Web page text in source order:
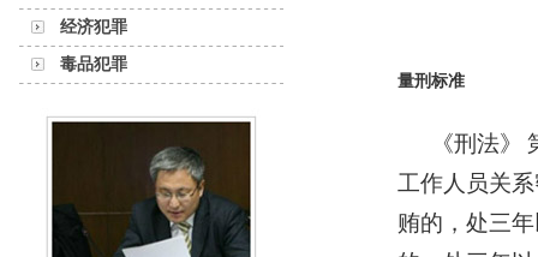
经济犯罪
毒品犯罪
量刑标准
《刑法》
工作人员关
贿的，处三